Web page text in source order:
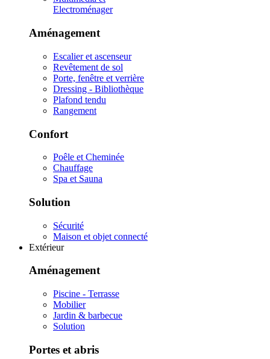
Electroménager
Aménagement
Escalier et ascenseur
Revêtement de sol
Porte, fenêtre et verrière
Dressing - Bibliothèque
Plafond tendu
Rangement
Confort
Poêle et Cheminée
Chauffage
Spa et Sauna
Solution
Sécurité
Maison et objet connecté
Extérieur
Aménagement
Piscine - Terrasse
Mobilier
Jardin & barbecue
Solution
Portes et abris